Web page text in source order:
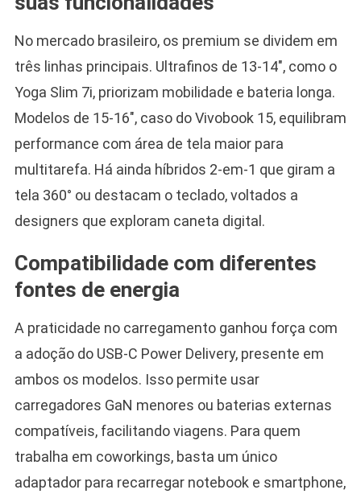
No mercado brasileiro, os premium se dividem em
três linhas principais. Ultrafinos de 13-14″, como o
Yoga Slim 7i, priorizam mobilidade e bateria longa.
Modelos de 15-16″, caso do Vivobook 15, equilibram
performance com área de tela maior para
multitarefa. Há ainda híbridos 2-em-1 que giram a
tela 360° ou destacam o teclado, voltados a
designers que exploram caneta digital.
Compatibilidade com diferentes
fontes de energia
A praticidade no carregamento ganhou força com
a adoção do USB-C Power Delivery, presente em
ambos os modelos. Isso permite usar
carregadores GaN menores ou baterias externas
compatíveis, facilitando viagens. Para quem
trabalha em coworkings, basta um único
adaptador para recarregar notebook e smartphone,